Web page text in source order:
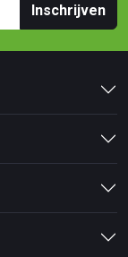
Inschrijven